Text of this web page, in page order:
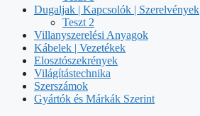
Dugaljak | Kapcsolók | Szerelvények
Teszt 2
Villanyszerelési Anyagok
Kábelek | Vezetékek
Elosztószekrények
Világítástechnika
Szerszámok
Gyártók és Márkák Szerint